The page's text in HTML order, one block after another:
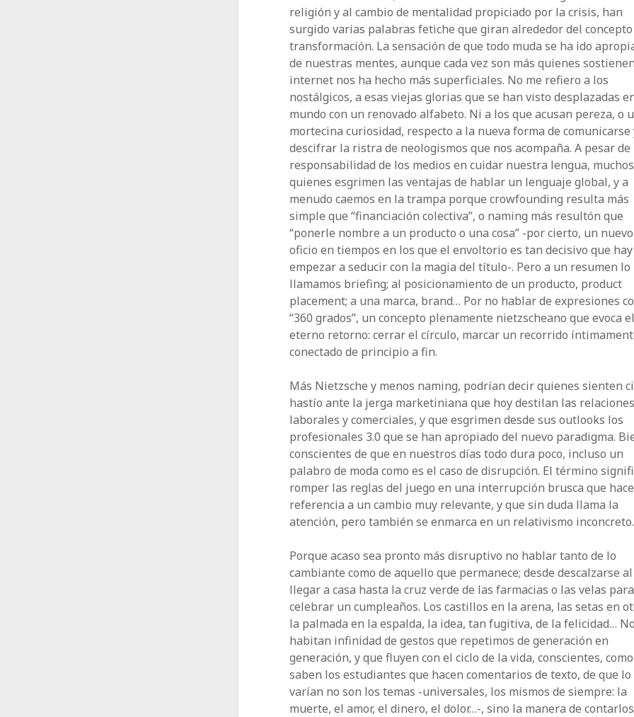
religión y al cambio de mentalidad propiciado por la crisis, han
surgido varias palabras fetiche que giran alrededor del
transformación. La sensación de que todo muda se ha ido
de nuestras mentes, aunque cada vez son más quienes
internet nos ha hecho más superficiales. No me refiero a los
nostálgicos, a esas viejas glorias que se han visto desplazadas
mundo con un renovado alfabeto. Ni a los que acusan pereza, o
mortecina curiosidad, respecto a la nueva forma de comunicarse
descifrar la ristra de neologismos que nos acompaña. A pesar de
responsabilidad de los medios en cuidar nuestra lengua,
quienes esgrimen las ventajas de hablar un lenguaje global, y a
menudo caemos en la trampa porque crowfounding resulta más
simple que “financiación colectiva”, o naming más resultón que
“ponerle nombre a un producto o una cosa” -por cierto, un nuevo
oficio en tiempos en los que el envoltorio es tan decisivo que
empezar a seducir con la magia del título-. Pero a un resumen lo
llamamos briefing; al posicionamiento de un producto, product
placement; a una marca, brand… Por no hablar de expresiones
“360 grados”, un concepto plenamente nietzscheano que evoca
eterno retorno: cerrar el círculo, marcar un recorrido
conectado de principio a fin.
Más Nietzsche y menos naming, podrían decir quienes sienten
hastío ante la jerga marketiniana que hoy destilan las
laborales y comerciales, y que esgrimen desde sus outlooks los
profesionales 3.0 que se han apropiado del nuevo paradigma.
conscientes de que en nuestros días todo dura poco, incluso un
palabro de moda como es el caso de disrupción. El término
romper las reglas del juego en una interrupción brusca que hace
referencia a un cambio muy relevante, y que sin duda llama la
atención, pero también se enmarca en un relativismo inconcreto.
Porque acaso sea pronto más disruptivo no hablar tanto de lo
cambiante como de aquello que permanece; desde descalzarse al
llegar a casa hasta la cruz verde de las farmacias o las velas para
celebrar un cumpleaños. Los castillos en la arena, las setas en
la palmada en la espalda, la idea, tan fugitiva, de la felicidad…
habitan infinidad de gestos que repetimos de generación en
generación, y que fluyen con el ciclo de la vida, conscientes,
saben los estudiantes que hacen comentarios de texto, de que lo
varían no son los temas -universales, los mismos de siempre: la
muerte, el amor, el dinero, el dolor…-, sino la manera de